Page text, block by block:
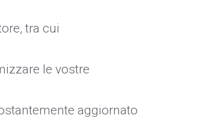
tra cui
le vostre
aggiornato